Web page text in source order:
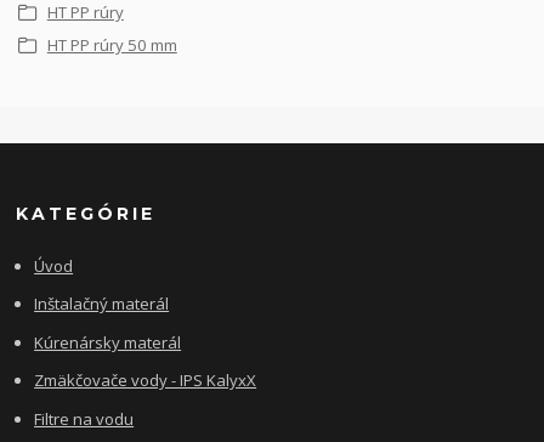
HT PP rúry
HT PP rúry 50 mm
KATEGÓRIE
Úvod
Inštalačný materál
Kúrenársky materál
Zmäkčovače vody - IPS KalyxX
Filtre na vodu